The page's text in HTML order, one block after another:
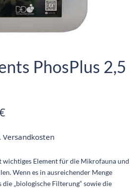
PhosPlus 2,5
Versandkosten
wichtiges Element für die Mikrofauna und
Wenn es in ausreichender Menge
„biologische Filterung“ sowie die